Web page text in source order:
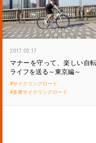
2017.03.17
マナーを守って、楽しい自
ライフを送る～東京編～
サイクリングロード
多摩サイクリングロード